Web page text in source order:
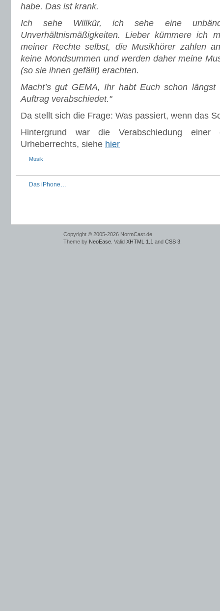
habe. Das ist krank.
Ich sehe Willkür, ich sehe eine
Unverhältnismäßigkeiten. Lieber kümmere ich
meiner Rechte selbst, die Musikhörer zahlen
keine Mondsummen und werden daher meine
(so sie ihnen gefällt) erachten.
Macht’s gut GEMA, Ihr habt Euch schon längst
Auftrag verabschiedet."
Da stellt sich die Frage: Was passiert, wenn das
Hintergrund war die Verabschiedung einer
Urheberrechts, siehe hier
Musik
Das iPhone…
Copyright © 2005-2026 NormCast.de
Theme by NeoEase . Valid XHTML 1.1 and CSS 3